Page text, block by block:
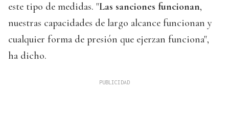
este tipo de medidas. "Las sanciones funcionan,
nuestras capacidades de largo alcance funcionan y
cualquier forma de presión que ejerzan funciona",
ha dicho.